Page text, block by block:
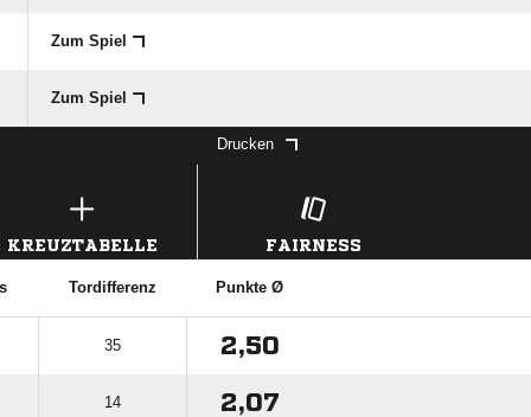
Zum Spiel
Zum Spiel
Drucken
KREUZTABELLE FAIRNESS
Tordifferenz Punkte Ø
35 2,50
14 2,07